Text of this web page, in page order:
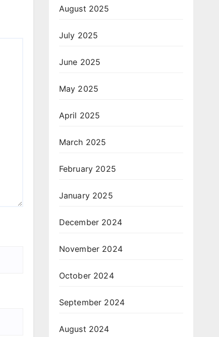
August 2025
July 2025
June 2025
May 2025
April 2025
March 2025
February 2025
January 2025
December 2024
November 2024
October 2024
September 2024
August 2024